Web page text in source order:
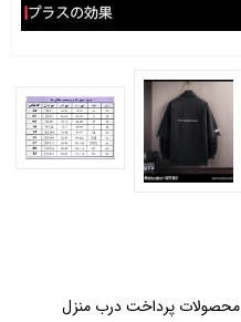
محصولات پرداخت درب منزل